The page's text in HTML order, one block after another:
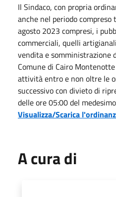
Il Sindaco, con propria
anche nel periodo
agosto 2023 compresi, i
commerciali, quelli
vendita e somministrazione
Comune di Cairo
attività entro e non oltre le
successivo con divieto di
delle ore 05:00 del
Visualizza/Scarica
A cura di